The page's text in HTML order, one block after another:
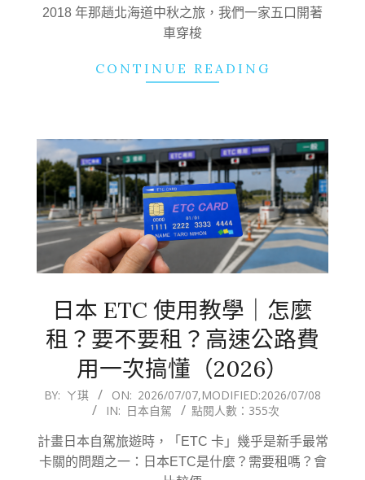
2018 年那趟北海道中秋之旅，我們一家五口開著
車穿梭
CONTINUE READING
日本 ETC 使用教學｜怎麼
租？要不要租？高速公路費
用一次搞懂（2026）
2026-
07
BY: ㄚ琪 ON: 2026/07/07,MODIFIED:2026/07/08
IN: 日本自駕 點閱人數：355次
計畫日本自駕旅遊時，「ETC 卡」幾乎是新手最常
卡關的問題之一：日本ETC是什麼？需要租嗎？會